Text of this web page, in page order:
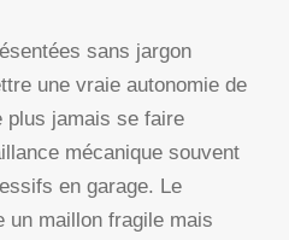
sans jargon
une vraie autonomie de
plus jamais se faire
mécanique souvent
en garage. Le
un maillon fragile mais